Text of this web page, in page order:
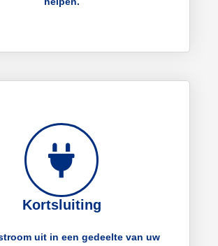
Kortsluiting
uit in een gedeelte van uw